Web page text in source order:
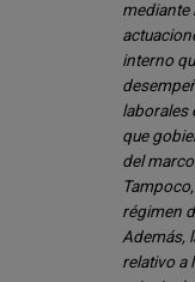
mediante
interno
laborales
que
del
régimen
Además,
relativo a